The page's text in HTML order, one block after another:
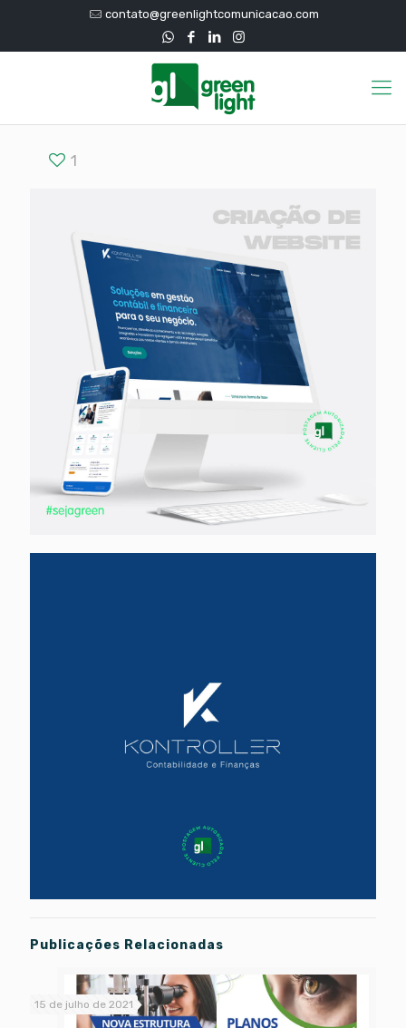
contato@greenlightcomunicacao.com
1
Publicações Relacionadas
15 de julho de 2021